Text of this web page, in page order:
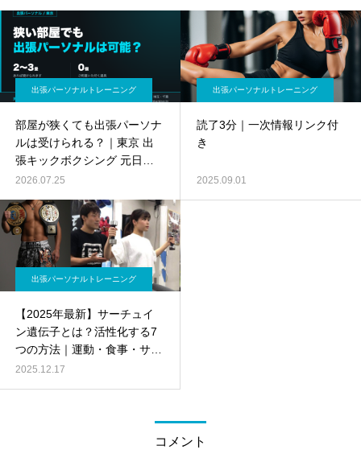
出張パーソナルトレーニング
部屋が狭くても出張パーソナ
ルは受けられる？｜東京 出
張キックボクシング 元日本
王者
2026.07.25
出張パーソナルトレーニング
読了3分｜一次情報リンク付
き
2025.09.01
出張パーソナルトレーニング
【2025年最新】サーチュイ
ン遺伝子とは？活性化する7
つの方法｜運動・食事・サプ
リを科学的に解説
2025.12.17
コメント